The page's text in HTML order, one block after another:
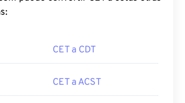
CET a CDT
CET a ACST